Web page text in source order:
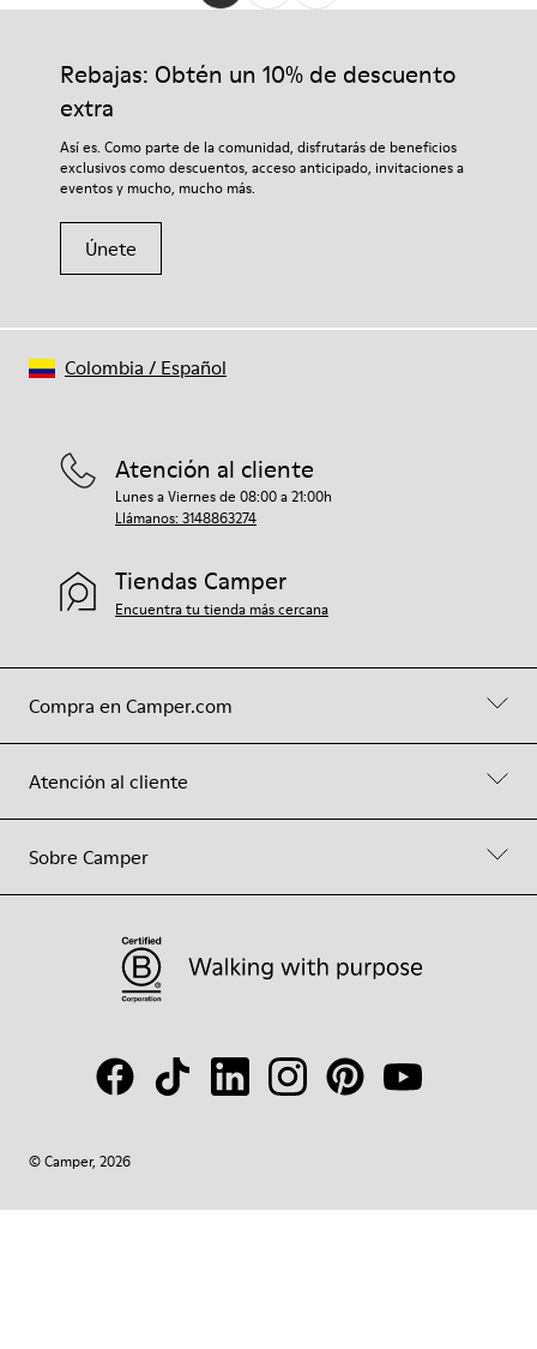
Rebajas: Obtén un 10% de descuento
extra
Así es. Como parte de la comunidad, disfrutarás de beneficios
exclusivos como descuentos, acceso anticipado, invitaciones a
eventos y mucho, mucho más.
Únete
Compra en Camper.com
Atención al cliente
Sobre Camper
Atención al cliente
Lunes a Viernes de 08:00 a 21:00h
Llámanos: 3148863274
Tiendas Camper
Encuentra tu tienda más cercana
© Camper, 2026
Colombia / Español